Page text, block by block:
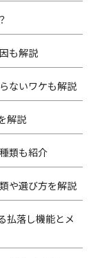
も解説
ないワケも解説
解説
類も紹介
や選び方を解説
払落し機能とメ